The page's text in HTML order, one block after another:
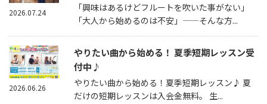
「興味はあるけどフルートを吹いた事がない」
「大人から始めるのは不安」——そんな方...
2026.07.24
やりたい曲から始める！ 夏季短期レッスン受
付中♪
やりたい曲から始める！夏季短期レッスン♪ 夏
だけの短期レッスンは入会金無料。 生...
2026.06.26